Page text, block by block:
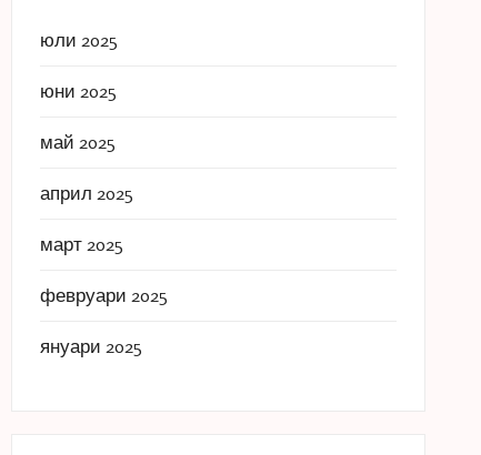
юли 2025
юни 2025
май 2025
април 2025
март 2025
февруари 2025
януари 2025